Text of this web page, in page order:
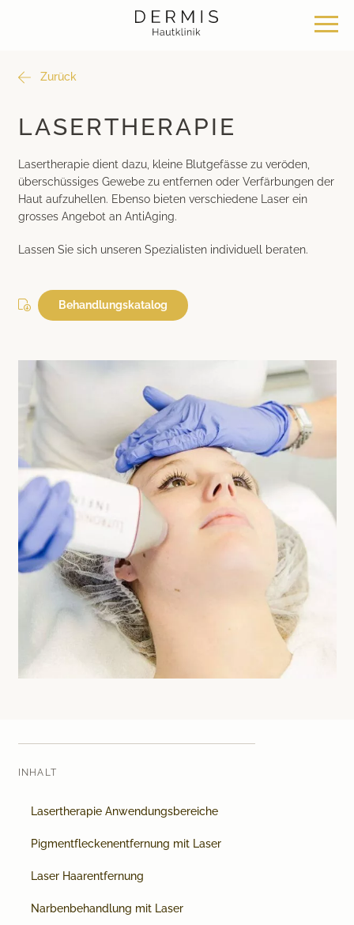
Zurück
LASERTHERAPIE
Lasertherapie dient dazu, kleine Blutgefässe zu veröden,
überschüssiges Gewebe zu entfernen oder Verfärbungen der
Haut aufzuhellen. Ebenso bieten verschiedene Laser ein
grosses Angebot an AntiAging.
Lassen Sie sich unseren Spezialisten individuell beraten.
Behandlungskatalog
INHALT
Lasertherapie Anwendungsbereiche
Pigmentfleckenentfernung mit Laser
Laser Haarentfernung
Narbenbehandlung mit Laser
Klassische Dermatologie
Medizinische Kosmetik
Infusionstherapien
Dr. Sabine Bruckert Skincare
Hautklinik Zürich Bülach
Hautklinik Davos
News & Wissen